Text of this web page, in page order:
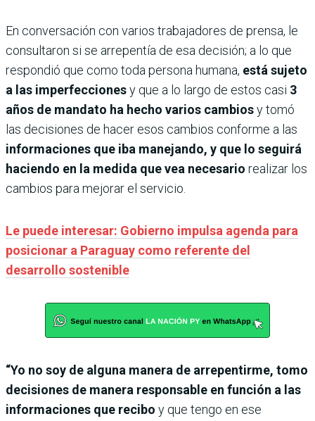
En conversación con varios trabajadores de prensa, le
consultaron si se arrepentía de esa decisión; a lo que
respondió que como toda persona humana, está sujeto
a las imperfeccionesy que a lo largo de estos casi 3
años de mandato ha hecho varios cambiosy tomó
las decisiones de hacer esos cambios conforme a las
informaciones que iba manejando, y que lo seguirá
haciendo en la medida que vea necesario realizar los
cambios para mejorar el servicio.
Le puede interesar: Gobierno impulsa agenda para
posicionar a Paraguay como referente del
desarrollo sostenible
“Yo no soy de alguna manera de arrepentirme, tomo
decisiones de manera responsable en función a las
informaciones que recibo y que tengo en ese